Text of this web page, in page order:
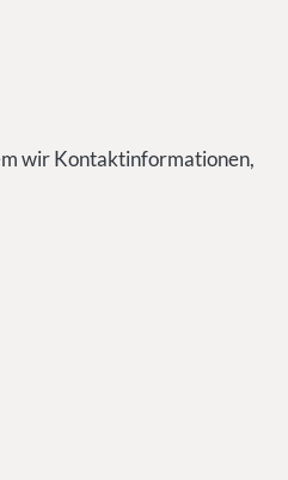
wir Kontaktinformationen,